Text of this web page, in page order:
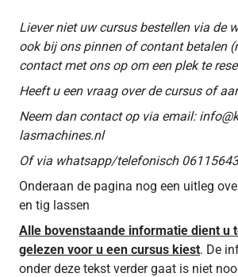
Liever niet uw cursus bestellen via de
ook bij ons pinnen of contant betalen
contact met ons op om een plek te
Heeft u een vraag over de cursus of
Neem dan contact op via email:
lasmachines.nl
Of via whatsapp/telefonisch
Onderaan de pagina nog een uitleg
en tig lassen
Alle bovenstaande informatie dient u
gelezen voor u een cursus kiest. De
onder deze tekst verder gaat is niet